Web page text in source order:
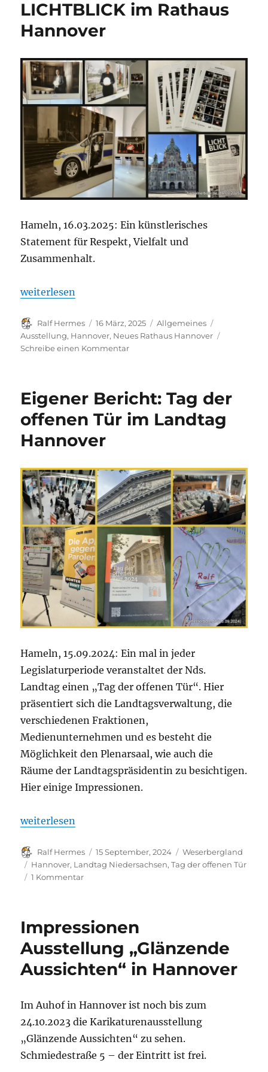
Blick
in
die
LICHTBLICK im Rathaus
Hannover
Hameln, 16.03.2025: Ein künstlerisches
Statement für Respekt, Vielfalt und
Zusammenhalt.
„Besuchstipp: Ausstellung LICHTBLICK im
weiterlesen
Autor
Ralf Hermes
Veröffentlicht
am
16 März, 2025 Kategorien
Allgemeines
Ausstellung, Hannover, Neues Rathaus Hannover
Schreibe einen Kommentarzu
im
Rathaus
Hannover
Eigener Bericht: Tag der
offenen Tür im Landtag
Hannover
Hameln, 15.09.2024: Ein mal in jeder
Legislaturperiode veranstaltet der Nds.
Landtag einen „Tag der offenen Tür“. Hier
präsentiert sich die Landtagsverwaltung, die
verschiedenen Fraktionen,
Medienunternehmen und es besteht die
Möglichkeit den Plenarsaal, wie auch die
Räume der Landtagspräsidentin zu besichtigen.
Hier einige Impressionen.
„Eigener Bericht: Tag der offenen Tür im Landtag
weiterlesen
Autor
Ralf Hermes
Veröffentlicht
am
15 September, 2024 Kategorien
Weserbergland
Schlagwörter
Hannover, Landtag Niedersachsen,Tag der offenen Tür
1 Kommentarzu
der
Tür
im
Landtag
Impressionen
Ausstellung „Glänzende
Aussichten“ in Hannover
Im Auhof in Hannover ist noch bis zum
24.10.2023 die Karikaturenausstellung
„Glänzende Aussichten“ zu sehen.
Schmiedestraße 5 – der Eintritt ist frei.